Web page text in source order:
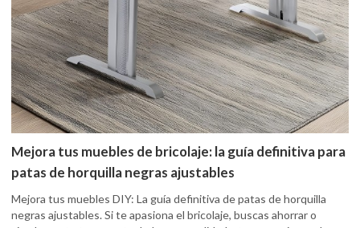
Mejora tus muebles de bricolaje: la guía definitiva para
patas de horquilla negras ajustables
Mejora tus muebles DIY: La guía definitiva de patas de horquilla
negras ajustables. Si te apasiona el bricolaje, buscas ahorrar o